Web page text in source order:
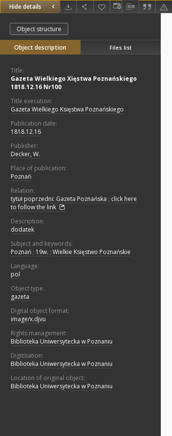
Hide details
Object structure
Object description Files list
Title:
Gazeta Wielkiego Xięstwa Poznańskiego
1818.12.16 Nr100
Title execution:
Gazeta Wielkiego Księstwa Poznańskiego
Publication date:
1818.12.16
Publisher:
Decker, W.
Place of publication:
Poznań
Relation:
tytuł poprzedni: Gazeta Poznańska ; click here
to follow the link
Description:
dodatek
Subject and keywords:
Poznań ; 19w. ; Wielkie Księstwo Poznańskie
Language:
pol
Object type:
gazeta
Digital object format:
image/x.djvu
Rights management:
Biblioteka Uniwersytecka w Poznaniu
Digitisation:
Biblioteka Uniwersytecka w Poznaniu
Location of original object:
Biblioteka Uniwersytecka w Poznaniu